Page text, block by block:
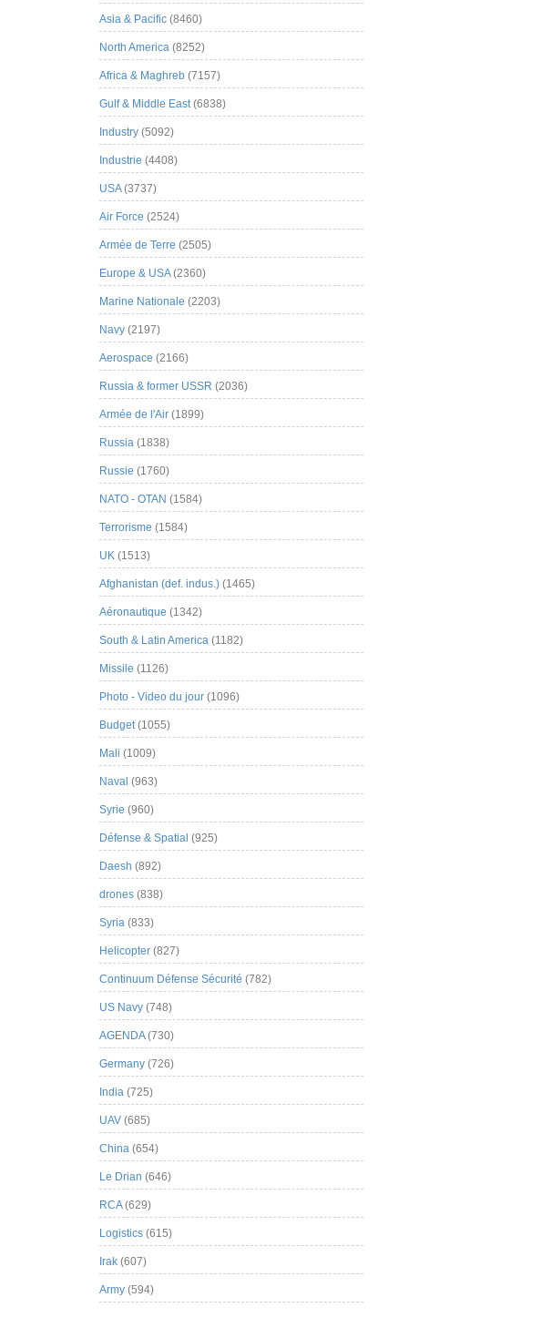
Asia & Pacific (8460)
North America (8252)
Africa & Maghreb (7157)
Gulf & Middle East(6838)
Industry (5092)
Industrie (4408)
USA(3737)
Air Force (2524)
Armée de Terre (2505)
Europe & USA(2360)
Marine Nationale (2203)
Navy (2197)
Aerospace (2166)
Russia & former USSR (2036)
Armée de l'Air (1899)
Russia (1838)
Russie (1760)
NATO - OTAN (1584)
Terrorisme (1584)
UK (1513)
Afghanistan (def. indus.) (1465)
Aéronautique (1342)
South & Latin America (1182)
Missile (1126)
Photo - Video du jour (1096)
Budget(1055)
Mali (1009)
Naval (963)
Syrie (960)
Défense & Spatial (925)
Daesh (892)
drones (838)
Syria (833)
Helicopter (827)
Continuum Défense Sécurité (782)
US Navy (748)
AGENDA(730)
Germany (726)
India (725)
UAV (685)
China (654)
Le Drian (646)
RCA(629)
Logistics (615)
Irak (607)
Army (594)